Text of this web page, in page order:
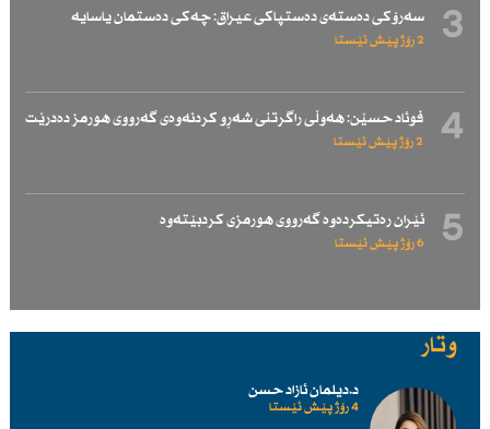
3 سەرۆكی دەستەی دەستپاكی عیراق: چەكی دەستمان یاسایە
2 رۆژ پێش ئێستا
4 فوئاد حسێن: هەوڵی راگرتنی شەڕو كردنەوەی گەرووی هورمز دەدرێت
2 رۆژ پێش ئێستا
5 ئێران رەتیكردەوە گەرووی هورمزی كردبێتەوە
6 رۆژ پێش ئێستا
وتار
د.دیلمان ئازاد حسن
4 رۆژ پێش ئێستا